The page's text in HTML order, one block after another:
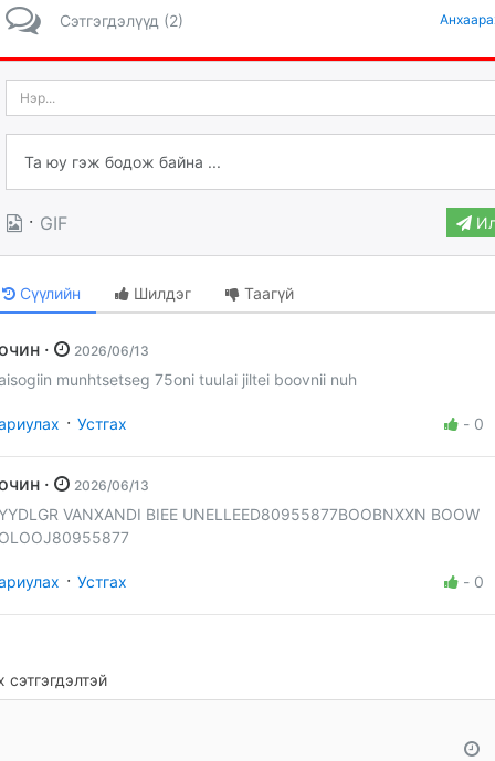
Сэтгэгдэлүүд (2)
· GIF
Сүүлийн Шилдэг Таагүй
Зочин · 2026/06/13
munhtsetseg 75oni tuulai jiltei boovnii nuh
· Устгах - 0
Зочин · 2026/06/13
VANXANDI BIEE UNELLEED80955877BOOBNXXN BOOW
· Устгах - 0